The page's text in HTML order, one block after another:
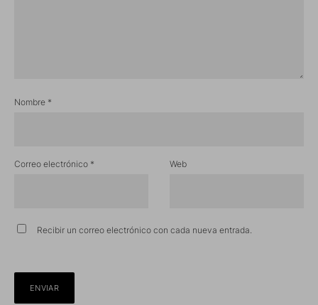
Nombre *
Correo electrónico * Web
Recibir un correo electrónico con cada nueva entrada.